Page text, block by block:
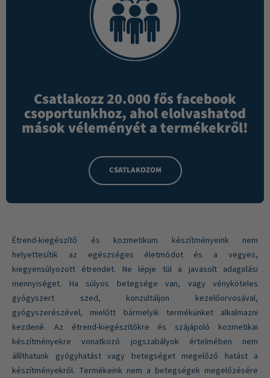
Csatlakozz 20.000 fős facebook
csoportunkhoz, ahol elolvashatod
mások véleményét a termékekről!
CSATLAKOZOM
Étrend-kiegészítő és kozmetikum készítményeink nem
helyettesítik az egészséges életmódot és a vegyes,
kiegyensúlyozott étrendet. Ne lépje túl a javasolt adagolási
mennyiséget. Ha súlyos betegsége van, vagy vényköteles
gyógyszert szed, konzultáljon kezelőorvosával,
gyógyszerészével, mielőtt bármelyik termékünket alkalmazni
kezdené. Az étrend-kiegészítőkre és szájápoló kozmetikai
készítményekre vonatkozó jogszabályok értelmében nem
állíthatunk gyógyhatást vagy betegséget megelőző hatást a
készítményekről. Termékeink nem a betegségek megelőzésére